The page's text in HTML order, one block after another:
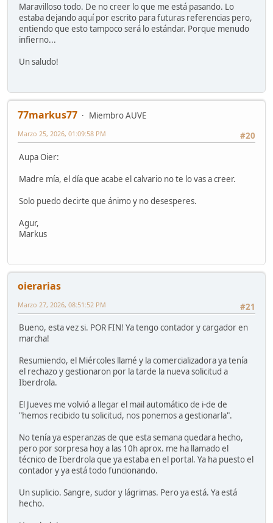
Maravilloso todo. De no creer lo que me está pasando. Lo
estaba dejando aquí por escrito para futuras referencias pero,
entiendo que esto tampoco será lo estándar. Porque menudo
infierno...
Un saludo!
77markus77
Miembro AUVE
#20
Marzo 25, 2026, 01:09:58 PM
Aupa Oier:
Madre mía, el día que acabe el calvario no te lo vas a creer.
Solo puedo decirte que ánimo y no desesperes.
Agur,
Markus
oierarias
#21
Marzo 27, 2026, 08:51:52 PM
Bueno, esta vez si. POR FIN! Ya tengo contador y cargador en
marcha!
Resumiendo, el Miércoles llamé y la comercializadora ya tenía
el rechazo y gestionaron por la tarde la nueva solicitud a
Iberdrola.
El Jueves me volvió a llegar el mail automático de i-de de
"hemos recibido tu solicitud, nos ponemos a gestionarla".
No tenía ya esperanzas de que esta semana quedara hecho,
pero por sorpresa hoy a las 10h aprox. me ha llamado el
técnico de Iberdrola que ya estaba en el portal. Ya ha puesto el
contador y ya está todo funcionando.
Un suplicio. Sangre, sudor y lágrimas. Pero ya está. Ya está
hecho.